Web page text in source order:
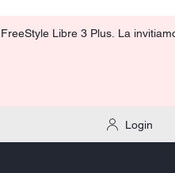
Libre 3 Plus. La
Login